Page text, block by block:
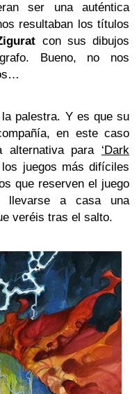
ser una auténtica
resultaban los títulos
con sus dibujos
Bueno, no nos
palestra. Y es que su
en este caso
para ‘Dark
juegos más difíciles
que reserven el juego
llevarse a casa una
veréis tras el salto.